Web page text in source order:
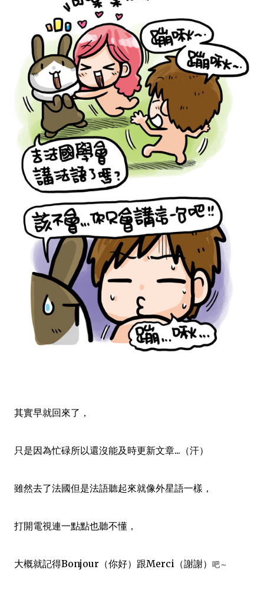
其實早就回來了，
只是因為忙碌所以還沒能及時更新文章...（汗）
雖然去了法國但是法語聽起來就像外星語一樣，
打開電視連一點點也聽不懂，
大概就記得Bonjour（你好）跟Merci（謝謝） 吧～